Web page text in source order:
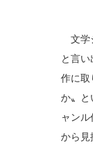
文学
と言
作に取
か〟と
ャン
から見